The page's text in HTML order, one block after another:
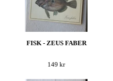
FISK - ZEUS FABER
149 kr